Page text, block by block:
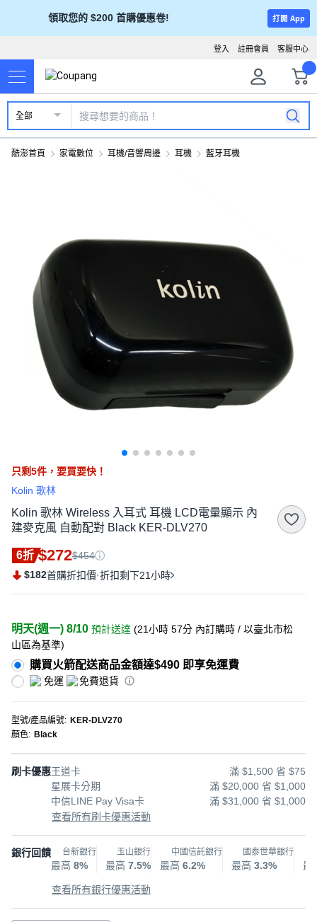
領取您的 $200 首購優惠卷! 打開 App
客服中心
註冊會員
登入
全部
酷澎首頁 家電數位 耳機/音響周邊 耳機 藍牙耳機
只剩5件， 要買要快！
Kolin 歌林
Kolin 歌林 Wireless 入耳式 耳機 LCD電量顯示 內
建麥克風 自動配對 Black KER-DLV270
6折 $272$454
$182首購折扣價·折扣剩下21小時
明天(週一) 8/10 預計送達 (21小時 57分 內訂購時 / 以臺北市松
山區為基準)
購買火箭配送商品金額達$490 即享免運費
免運 免費退貨
型號/產品編號: KER-DLV270
顏色: Black
刷卡優惠王道卡
滿 $1,500 省 $75
星展卡分期
滿 $20,000 省 $1,000
中信LINE Pay Visa卡
滿 $31,000 省 $1,000
查看所有刷卡優惠活動
銀行回饋 台新銀行
最高 8%
玉山銀行
最高 7.5%
中國信託銀行
最高 6.2%
國泰世華銀行
最高 3.3% 最
查看所有銀行優惠活動